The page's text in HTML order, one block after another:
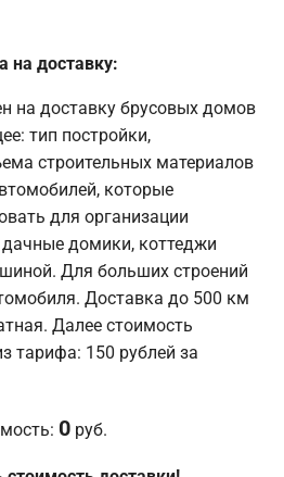
на доставку:
на доставку брусовых домов
тип постройки,
строительных материалов
которые
для организации
домики, коттеджи
Для больших строений
Доставка до 500 км
Далее стоимость
тарифа: 150 рублей за
0 руб.